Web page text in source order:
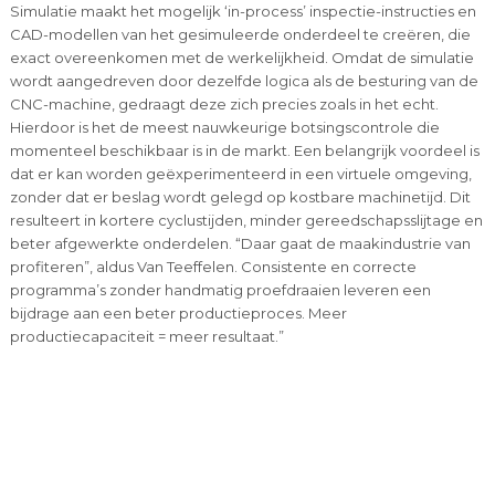
Simulatie maakt het mogelijk ‘in-process’ inspectie-instructies en
CAD-modellen van het gesimuleerde onderdeel te creëren, die
exact overeenkomen met de werkelijkheid. Omdat de simulatie
wordt aangedreven door dezelfde logica als de besturing van de
CNC-machine, gedraagt deze zich precies zoals in het echt.
Hierdoor is het de meest nauwkeurige botsingscontrole die
momenteel beschikbaar is in de markt. Een belangrijk voordeel is
dat er kan worden geëxperimenteerd in een virtuele omgeving,
zonder dat er beslag wordt gelegd op kostbare machinetijd. Dit
resulteert in kortere cyclustijden, minder gereedschapsslijtage en
beter afgewerkte onderdelen. “Daar gaat de maakindustrie van
profiteren”, aldus Van Teeffelen. Consistente en correcte
programma’s zonder handmatig proefdraaien leveren een
bijdrage aan een beter productieproces. Meer
productiecapaciteit = meer resultaat.”